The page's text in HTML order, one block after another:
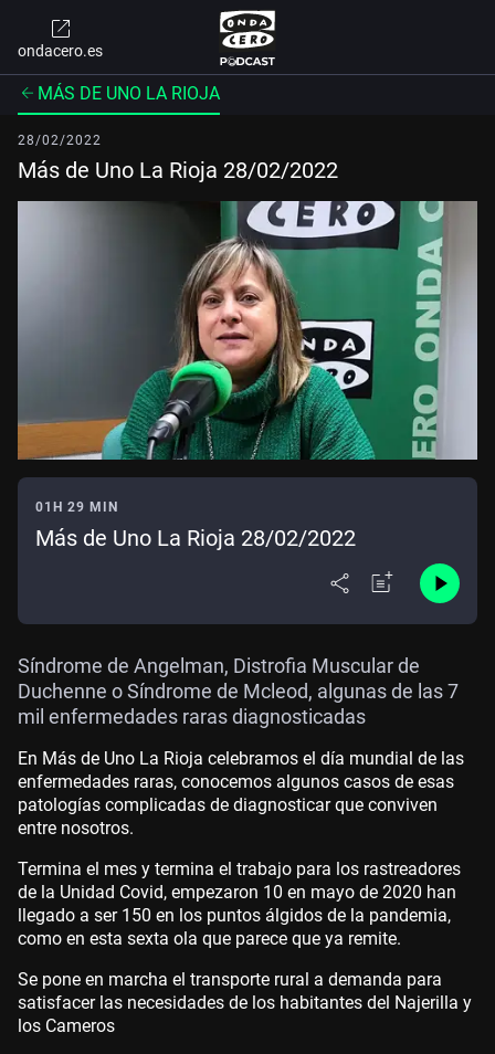
ondacero.es
MÁS DE UNO LA RIOJA
28/02/2022
Más de Uno La Rioja 28/02/2022
01H 29 MIN
Más de Uno La Rioja 28/02/2022
Síndrome de Angelman, Distrofia Muscular de
Duchenne o Síndrome de Mcleod, algunas de las 7
mil enfermedades raras diagnosticadas
En Más de Uno La Rioja celebramos el día mundial de las
enfermedades raras, conocemos algunos casos de esas
patologías complicadas de diagnosticar que conviven
entre nosotros.
Termina el mes y termina el trabajo para los rastreadores
de la Unidad Covid, empezaron 10 en mayo de 2020 han
llegado a ser 150 en los puntos álgidos de la pandemia,
como en esta sexta ola que parece que ya remite.
Se pone en marcha el transporte rural a demanda para
satisfacer las necesidades de los habitantes del Najerilla y
los Cameros